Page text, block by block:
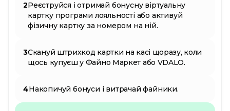
2Реєструйся і отримай бонусну віртуальну
картку програми лояльності або активуй
фізичну картку за номером на ній.
3Скануй штрихкод картки на касі щоразу, коли
щось купуєш у Файно Маркет або VDALO.
4Накопичуй бонуси і витрачай файники.